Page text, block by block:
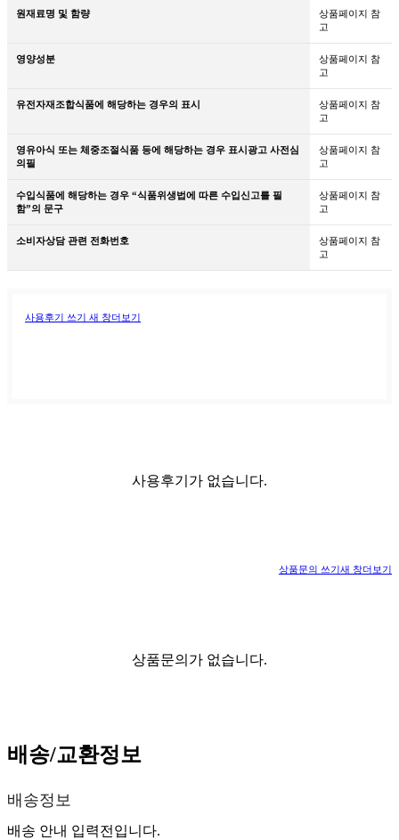
원재료명 및 함량
상품페이지 참
고
영양성분
상품페이지 참
고
유전자재조합식품에 해당하는 경우의 표시
상품페이지 참
고
영유아식 또는 체중조절식품 등에 해당하는 경우 표시광고 사전심
의필
상품페이지 참
고
수입식품에 해당하는 경우 “식품위생법에 따른 수입신고를 필
함”의 문구
상품페이지 참
고
소비자상담 관련 전화번호
상품페이지 참
고
사용후기 쓰기 새 창더보기
사용후기가 없습니다.
상품문의 쓰기새 창더보기
상품문의가 없습니다.
배송/교환정보
배송정보
배송 안내 입력전입니다.